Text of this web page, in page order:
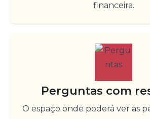
financeira.
Perguntas com
O espaço onde poderá ver as